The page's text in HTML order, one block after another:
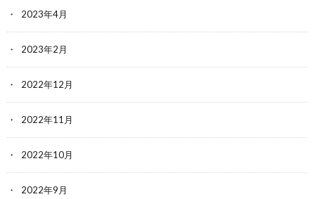
2023年4月
2023年2月
2022年12月
2022年11月
2022年10月
2022年9月